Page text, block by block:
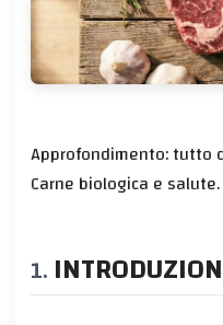
Approfondimento: tutto
Carne biologica e salute.